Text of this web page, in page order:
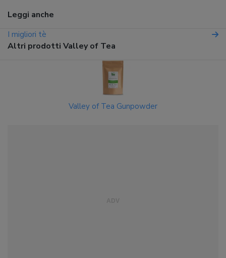
Leggi anche
I migliori tè
Altri prodotti Valley of Tea
Valley of Tea Gunpowder